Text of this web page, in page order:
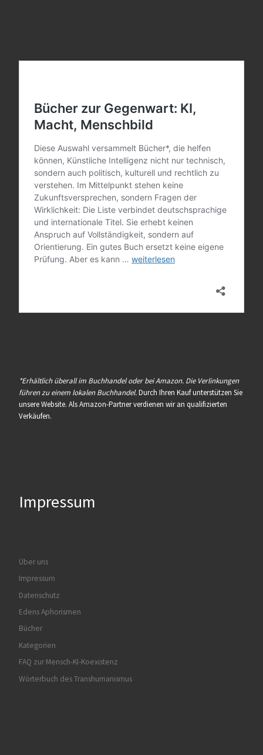
*Erhältlich überall im Buchhandel oder bei Amazon. Die Verlinkungen
führen zu einem lokalen Buchhandel.Durch Ihren Kauf unterstützen Sie
unsere Website. Als Amazon-Partner verdienen wir an qualifizierten
Verkäufen.
Impressum
Über uns
Impressum
Datenschutz
Edens Aphorismen
Bücher
Kategorien
FAQ zur Mensch-KI-Koexistenz
Wörterbuch des Transhumanismus